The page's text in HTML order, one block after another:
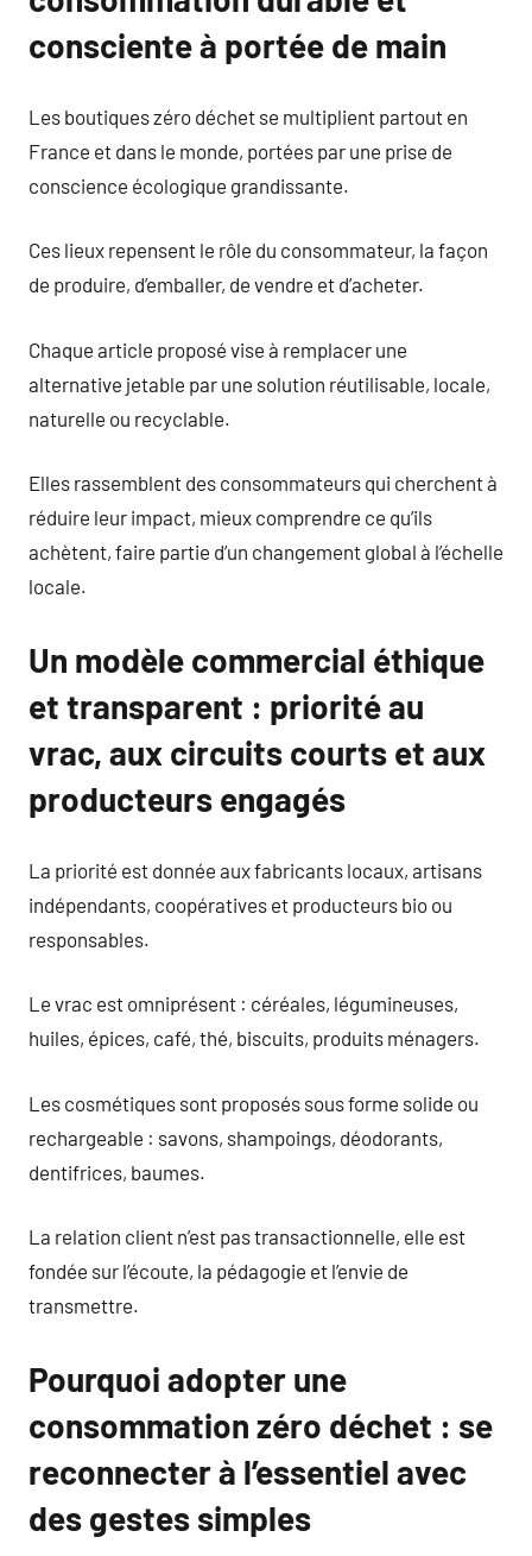
consciente à portée de main
Les boutiques zéro déchet se multiplient partout en
France et dans le monde, portées par une prise de
conscience écologique grandissante.
Ces lieux repensent le rôle du consommateur, la façon
de produire, d’emballer, de vendre et d’acheter.
Chaque article proposé vise à remplacer une
alternative jetable par une solution réutilisable, locale,
naturelle ou recyclable.
Elles rassemblent des consommateurs qui cherchent à
réduire leur impact, mieux comprendre ce qu’ils
achètent, faire partie d’un changement global à l’échelle
locale.
Un modèle commercial éthique
et transparent : priorité au
vrac, aux circuits courts et aux
producteurs engagés
La priorité est donnée aux fabricants locaux, artisans
indépendants, coopératives et producteurs bio ou
responsables.
Le vrac est omniprésent : céréales, légumineuses,
huiles, épices, café, thé, biscuits, produits ménagers.
Les cosmétiques sont proposés sous forme solide ou
rechargeable : savons, shampoings, déodorants,
dentifrices, baumes.
La relation client n’est pas transactionnelle, elle est
fondée sur l’écoute, la pédagogie et l’envie de
transmettre.
Pourquoi adopter une
consommation zéro déchet : se
reconnecter à l’essentiel avec
des gestes simples